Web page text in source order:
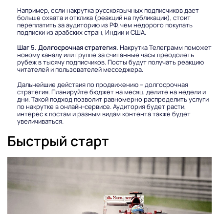
Например, если накрутка русскоязычных подписчиков дает
больше охвата и отклика (реакций на публикации), стоит
переплатить за аудиторию из РФ, чем недорого покупать
подписки из арабских стран, Индии и США.
Шаг 5. Долгосрочная стратегия. Накрутка Телеграмм поможет
новому каналу или группе за считанные часы преодолеть
рубеж в тысячу подписчиков. Посты будут получать реакцию
читателей и пользователей месседжера.
Дальнейшие действия по продвижению – долгосрочная
стратегия. Планируйте бюджет на месяц, делите на недели и
дни. Такой подход позволит равномерно распределить услуги
по накрутке в онлайн-сервисе. Аудитория будет расти,
интерес к постам и разным видам контента также будет
увеличиваться.
Быстрый старт